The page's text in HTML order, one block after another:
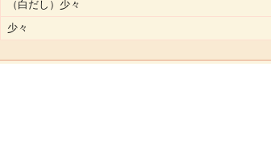
（白だし）少々
少々